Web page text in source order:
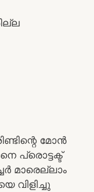
മോൻ
പ്രൊട്ടക്ട്
മാരെല്ലാം
വിളിച്ചു